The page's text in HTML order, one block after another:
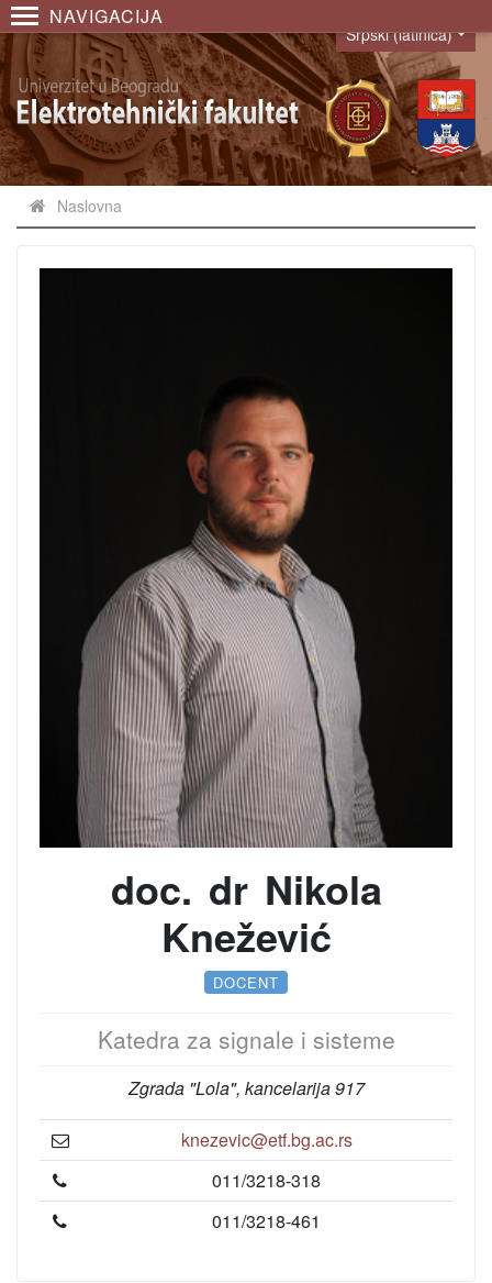
NAVIGACIJA
Language
Srpski (latinica)
Naslovna
doc. dr Nikola
Knežević
DOCENT
Katedra za signale i sisteme
Zgrada "Lola", kancelarija 917
knezevic@etf.bg.ac.rs
011/3218-318
011/3218-461